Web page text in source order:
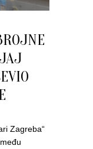
Zagreba“